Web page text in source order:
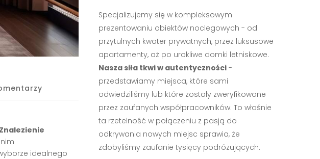
Znalezienie
idealnego
Specjalizujemy się w kompleksowym
prezentowaniu obiektów noclegowych - od
przytulnych kwater prywatnych, przez luksusowe
apartamenty, aż po urokliwe domki letniskowe.
Nasza siła tkwi w autentyczności-
przedstawiamy miejsca, które sami
odwiedziliśmy lub które zostały zweryfikowane
przez zaufanych współpracowników. To właśnie
ta rzetelność w połączeniu z pasją do
odkrywania nowych miejsc sprawia, że
zdobyliśmy zaufanie tysięcy podróżujących.